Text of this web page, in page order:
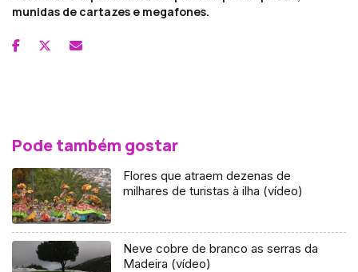
munidas de cartazes e megafones.
Pode também gostar
Flores que atraem dezenas de
milhares de turistas à ilha (vídeo)
Neve cobre de branco as serras da
Madeira (vídeo)